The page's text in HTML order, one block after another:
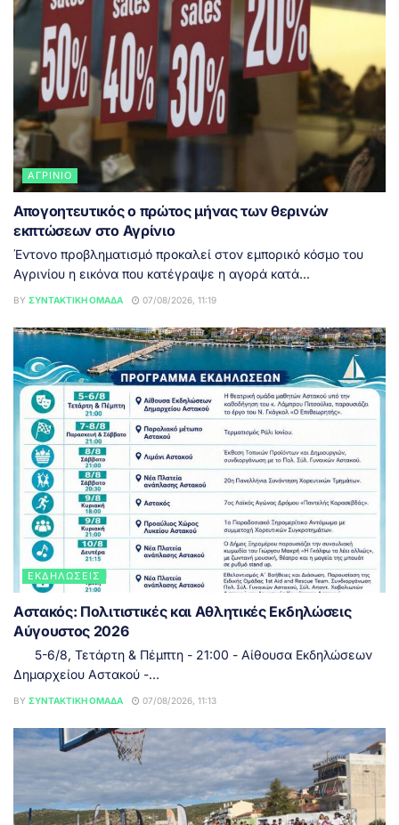
ΑΓΡΊΝΙΟ
Απογοητευτικός ο πρώτος μήνας των θερινών
εκπτώσεων στο Αγρίνιο
Έντονο προβληματισμό προκαλεί στον εμπορικό κόσμο του
Αγρινίου η εικόνα που κατέγραψε η αγορά κατά...
BY ΣΥΝΤΑΚΤΙΚΉ ΟΜΆΔΑ 07/08/2026, 11:19
ΕΚΔΗΛΏΣΕΙΣ
Αστακός: Πολιτιστικές και Αθλητικές Εκδηλώσεις
Αύγουστος 2026
5-6/8, Τετάρτη & Πέμπτη - 21:00 - Αίθουσα Εκδηλώσεων
Δημαρχείου Αστακού -...
BY ΣΥΝΤΑΚΤΙΚΉ ΟΜΆΔΑ 07/08/2026, 11:13